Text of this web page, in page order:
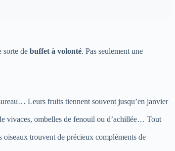
sorte de buffet à volonté. Pas seulement une
Leurs fruits tiennent souvent jusqu’en janvier
vivaces, ombelles de fenouil ou d’achillée… Tout
oiseaux trouvent de précieux compléments de